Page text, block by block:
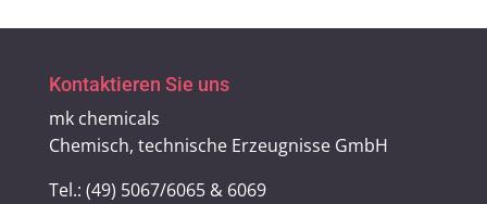
Kontaktieren Sie uns
mk chemicals
Chemisch, technische Erzeugnisse GmbH
Tel.: (49) 5067/6065 & 6069